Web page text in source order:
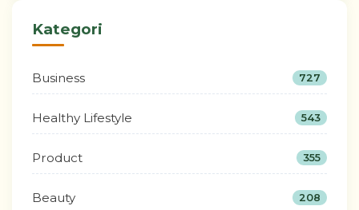
Kategori
Business 727
Healthy Lifestyle 543
Product 355
Beauty 208